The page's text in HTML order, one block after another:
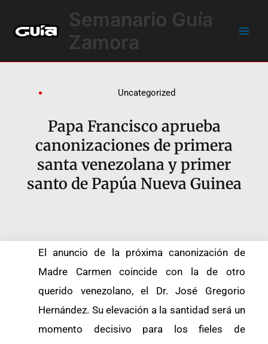
contenido
Semanario Guía
Zamora
Uncategorized
Papa Francisco aprueba
canonizaciones de primera
santa venezolana y primer
santo de Papúa Nueva Guinea
El anuncio de la próxima canonización de
Madre Carmen coincide con la de otro
querido venezolano, el Dr. José Gregorio
Hernández. Su elevación a la santidad será un
momento decisivo para los fieles de